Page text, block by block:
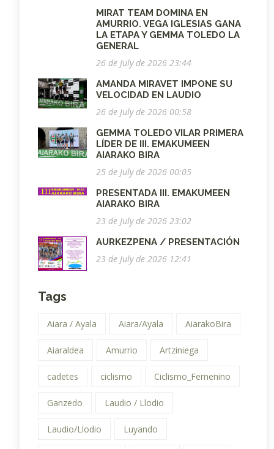
MIRAT TEAM DOMINA EN
AMURRIO. VEGA IGLESIAS GANA
LA ETAPA Y GEMMA TOLEDO LA
GENERAL
26 de July de 2026 23:44
AMANDA MIRAVET IMPONE SU
VELOCIDAD EN LAUDIO
26 de July de 2026 00:58
GEMMA TOLEDO VILAR PRIMERA
LÍDER DE III. EMAKUMEEN
AIARAKO BIRA
25 de July de 2026 00:05
PRESENTADA III. EMAKUMEEN
AIARAKO BIRA
23 de July de 2026 23:02
AURKEZPENA / PRESENTACIÓN
23 de July de 2026 12:41
Tags
Aiara / Ayala Aiara/Ayala AiarakoBira
Aiaraldea Amurrio Artziniega
cadetes ciclismo Ciclismo_Femenino
Ganzedo Laudio / Llodio
Laudio/Llodio Luyando